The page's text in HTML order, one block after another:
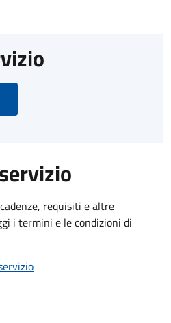
requisiti e altre
i termini e le condizioni di